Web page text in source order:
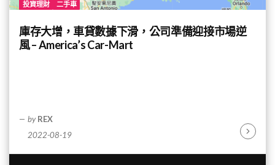
投資理財 二手車
庫存大增，車貸數據下滑，公司準備迎接市場逆
風 – America’s Car-Mart
by REX
2022-08-19